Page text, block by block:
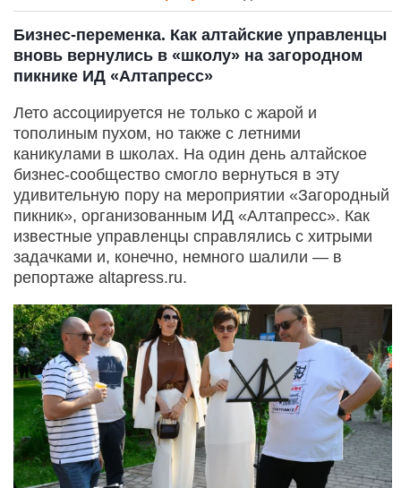
Бизнес-переменка. Как алтайские управленцы
вновь вернулись в «школу» на загородном
пикнике ИД «Алтапресс»
Лето ассоциируется не только с жарой и
тополиным пухом, но также с летними
каникулами в школах. На один день алтайское
бизнес-сообщество смогло вернуться в эту
удивительную пору на мероприятии «Загородный
пикник», организованным ИД «Алтапресс». Как
известные управленцы справлялись с хитрыми
задачками и, конечно, немного шалили — в
репортаже altapress.ru.